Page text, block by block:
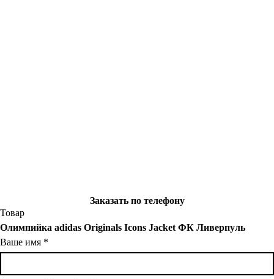
Заказать по телефону
Товар
Олимпийка adidas Originals Icons Jacket ФК Ливерпуль
Ваше имя *